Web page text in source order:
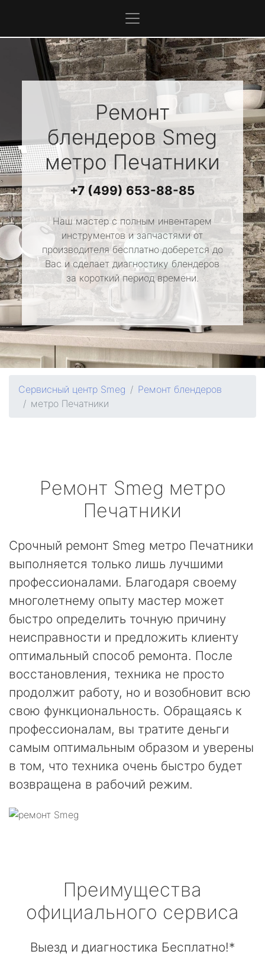
Ремонт
блендеров Smeg
метро Печатники
+7 (499) 653-88-85
Наш мастер с полным инвентарем
инструментов и запчастями от
производителя бесплатно доберется до
Вас и сделает диагностику блендеров
за короткий период времени.
Сервисный центр Smeg
Ремонт блендеров
метро Печатники
Ремонт Smeg метро
Печатники
Срочный ремонт Smeg метро Печатники
выполняется только лишь лучшими
профессионалами. Благодаря своему
многолетнему опыту мастер может
быстро определить точную причину
неисправности и предложить клиенту
оптимальный способ ремонта. После
восстановления, техника не просто
продолжит работу, но и возобновит всю
свою функциональность. Обращаясь к
профессионалам, вы тратите деньги
самым оптимальным образом и уверены
в том, что техника очень быстро будет
возвращена в рабочий режим.
Преимущества
официального сервиса
Выезд и диагностика Бесплатно!*